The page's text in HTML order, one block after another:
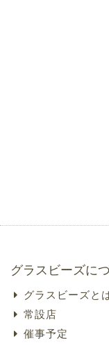
グラスビーズに
グラスビーズと
常設店
催事予定